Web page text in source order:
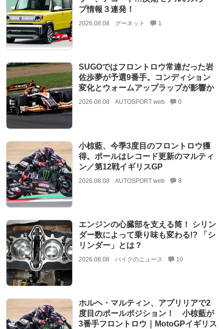
プ情報３連発！
2026.08.08 グーネット 1
SUGOではフロントロウ常連だった岩
佐歩夢が予選9番手。コンディション
変化とウォームアップラップが影響か
2026.08.08 AUTOSPORT web 0
小椋藍、今季3度目のフロントロウ獲
得。ポールはレコード更新のマルティ
ン／第12戦イギリスGP
2026.08.08 AUTOSPORT web 8
エンジンの心臓部を支える筒！ シリン
ダー数によって乗り味も変わる!? 「シ
リンダー」とは？
2026.08.08 バイクのニュース 10
ホルヘ・マルティン、アプリリアで2
度目のポールポジション！ 小椋藍が
3番手フロントロウ｜MotoGPイギリス